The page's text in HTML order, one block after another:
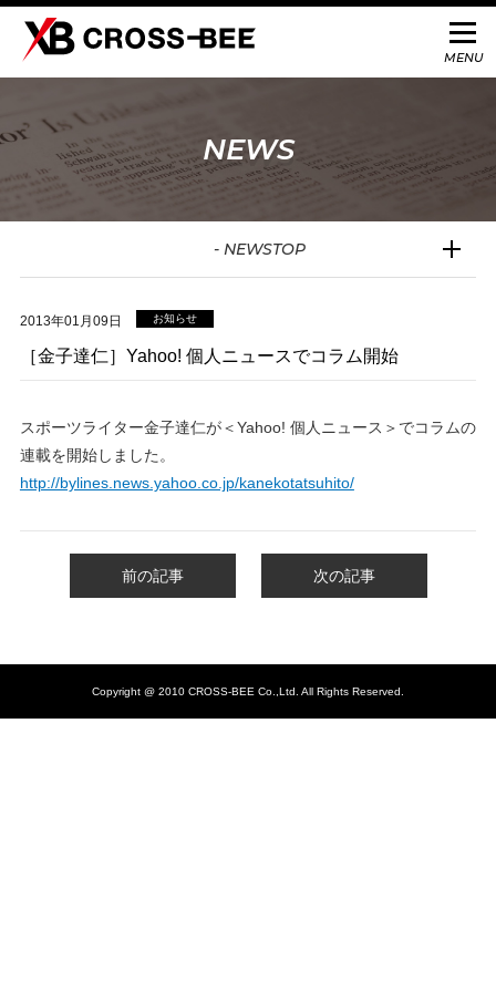
NEWS
2013年01月09日 お知らせ
［金子達仁］Yahoo! 個人ニュースでコラム開始
スポーツライター金子達仁が＜Yahoo! 個人ニュース＞でコラムの
連載を開始しました。
http://bylines.news.yahoo.co.jp/kanekotatsuhito/
前の記事 次の記事
- NEWSTOP
Copyright @ 2010 CROSS-BEE Co.,Ltd. All Rights Reserved.